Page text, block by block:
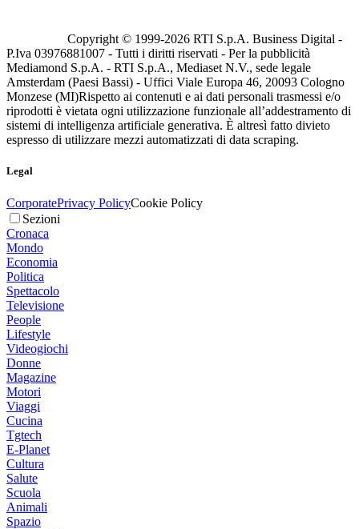
Copyright © 1999-2026 RTI S.p.A. Business Digital -
P.Iva 03976881007 - Tutti i diritti riservati - Per la pubblicità
Mediamond S.p.A. - RTI S.p.A., Mediaset N.V., sede legale
Amsterdam (Paesi Bassi) - Uffici Viale Europa 46, 20093 Cologno
Monzese (MI)Rispetto ai contenuti e ai dati personali trasmessi e/o
riprodotti è vietata ogni utilizzazione funzionale all’addestramento di
sistemi di intelligenza artificiale generativa. È altresì fatto divieto
espresso di utilizzare mezzi automatizzati di data scraping.
Legal
CorporatePrivacy PolicyCookie Policy
Sezioni
Cronaca
Mondo
Economia
Politica
Spettacolo
Televisione
People
Lifestyle
Videogiochi
Donne
Magazine
Motori
Viaggi
Cucina
Tgtech
E-Planet
Cultura
Salute
Scuola
Animali
Spazio